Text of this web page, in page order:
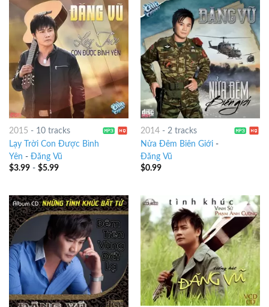
2015 - 10 tracks
Lạy Trời Con Được Bình
Yên - Đăng Vũ
$3.99- $5.99
2014- 2 tracks
Nửa Đêm Biên Giới-
Đăng Vũ
$0.99